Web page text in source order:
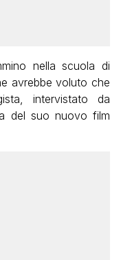
nella scuola di
avrebbe voluto che
intervistato da
del suo nuovo film